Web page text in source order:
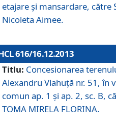
etajare şi mansardare,
Nicoleta Aimee.
616/16.12.2013
Titlu: Concesionarea
Alexandru Vlahuţă nr. 51, în
comun ap. 1 şi ap. 2, sc. B,
TOMA MIRELA FLORINA.